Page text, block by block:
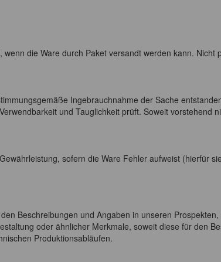
die Ware durch Paket versandt werden kann. Nicht
Ingebrauchnahme der Sache
und Tauglichkeit prüft. Soweit vorstehend
sofern die Ware Fehler aufweist (hierfür
Beschreibungen und Angaben in unseren
oder ähnlicher Merkmale, soweit diese für den
Produktionsabläufen.